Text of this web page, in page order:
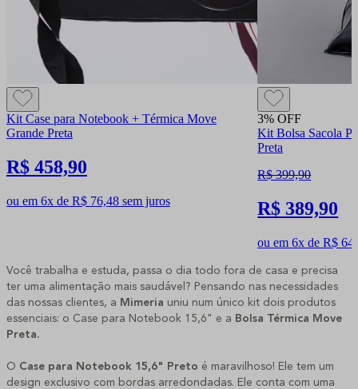
Kit Case para Notebook + Térmica Move
Grande Preta
R$ 458,90
ou em 6x de R$ 76,48 sem juros
3% OFF
Kit Bolsa Sacola
Preta
R$ 399,90
R$ 389,90
ou em 6x de R$
Você trabalha e estuda, passa o dia todo fora de casa e precisa
ter uma alimentação mais saudável? Pensando nas necessidades
das nossas clientes, a Mimeria uniu num único kit dois produtos
essenciais: o Case para Notebook 15,6" e a Bolsa Térmica Move
Preta.
O Case para Notebook 15,6" Preto é maravilhoso! Ele tem um
design exclusivo com bordas arredondadas. Ele conta com uma